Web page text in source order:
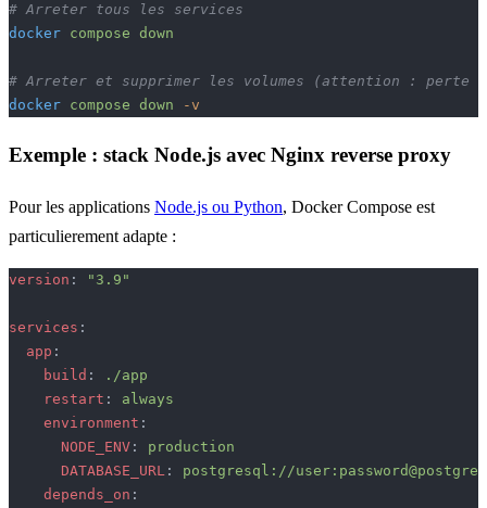
# Arreter tous les services
docker compose down
# Arreter et supprimer les volumes (attention : perte
docker compose down -v
Exemple : stack Node.js avec Nginx reverse proxy
Pour les applications Node.js ou Python, Docker Compose est
particulierement adapte :
version : "3.9"
services :
  app
:
    build
:
./app
    restart
: always
    environment
:
      NODE_ENV
: production
      DATABASE_URL
: postgresql://
    depends_on
: